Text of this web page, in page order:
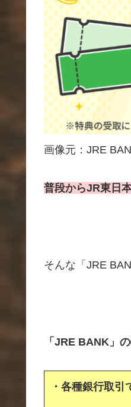
画像元：JRE
普段からJR東日
そんな「JRE
「JRE BANK」
・各種銀行取引